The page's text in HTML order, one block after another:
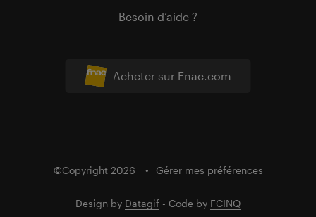
Acheter sur Fnac.com
Besoin d’aide ?
©Copyright 2026 Gérer mes préférences
Design by Datagif - Code by FCINQ